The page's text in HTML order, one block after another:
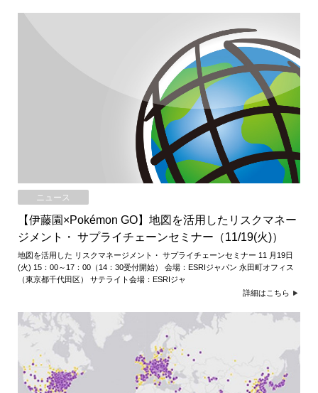
ニュース
【伊藤園×Pokémon GO】地図を活用したリスクマネー
ジメント・ サプライチェーンセミナー（11/19(火)）
地図を活用した リスクマネージメント・ サプライチェーンセミナー 11 月19日
(火) 15：00～17：00（14：30受付開始） 会場：ESRIジャパン 永田町オフィス
（東京都千代田区） サテライト会場：ESRIジャ
詳細はこちら